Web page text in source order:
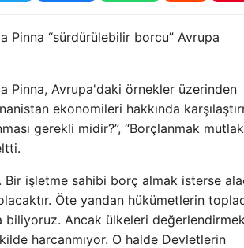
Pinna “sürdürülebilir borcu” Avrupa
Pinna, Avrupa'daki örnekler üzerinden
ekonomileri hakkında
gerekli midir?”, “Borçlanmak
işletme sahibi borç almak isterse
Öte yandan hükümetlerin
biliyoruz. Ancak ülkeleri
harcanmıyor. O halde Devletlerin